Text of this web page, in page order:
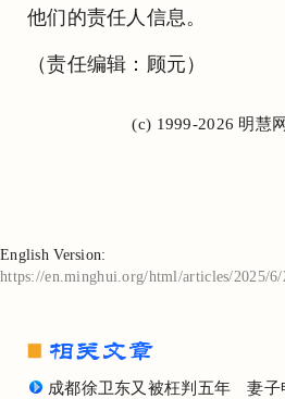
他们的责任人信息。
（责任编辑：顾元）
(c) 1999-2026 明慧
English Version:
https://en.minghui.org/html/articles/2025/6/
成都徐卫东又被枉判五年 妻子